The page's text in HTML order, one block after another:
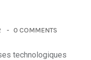
0 COMMENTS
technologiques